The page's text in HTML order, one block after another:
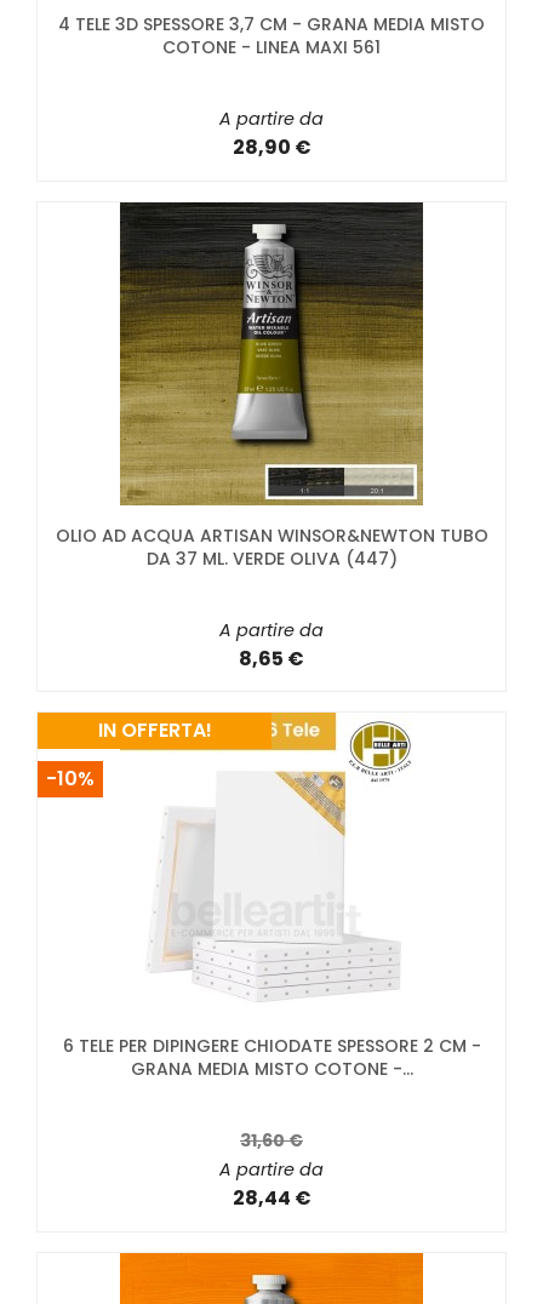
4 TELE 3D SPESSORE 3,7 CM - GRANA MEDIA MISTO
COTONE - LINEA MAXI 561
A partire da
28,90 €
OLIO AD ACQUA ARTISAN WINSOR&NEWTON TUBO
DA 37 ML. VERDE OLIVA (447)
A partire da
8,65 €
6 TELE PER DIPINGERE CHIODATE SPESSORE 2 CM -
GRANA MEDIA MISTO COTONE -...
31,60 €
A partire da
28,44 €
IN OFFERTA!
-10%